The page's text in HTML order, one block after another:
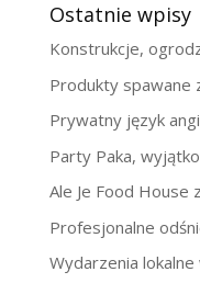
Ostatnie wpisy
Konstrukcje,
Produkty spawane
Prywatny język
Party Paka,
Ale Je Food House
Profesjonalne
Wydarzenia lokalne